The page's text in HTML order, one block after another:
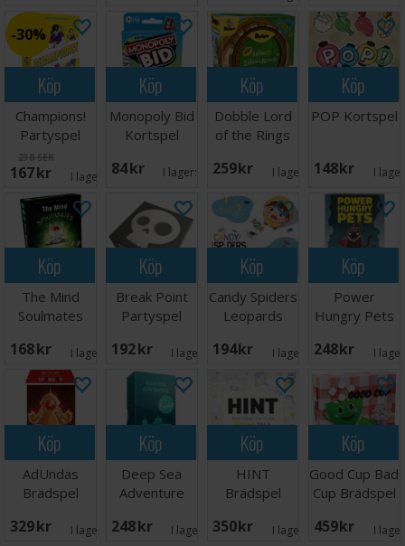
Köp
30%
Champions!
Partyspel
238 SEK
167 SEK I lager: 1
Köp
Monopoly Bid
Kortspel
84 SEK I lager:
Köp
Dobble Lord
of the Rings
259 SEK I lager:
Köp
POP Kortspel
148 SEK I
Köp
The Mind
Soulmates
168 SEK I lager:
Köp
Break Point
Partyspel
192 SEK I lager:
Köp
Candy Spiders
Leopards
194 SEK I lager: 1
Köp
Power
Hungry Pets
248 SEK I
Köp
AdUndas
Brädspel
329 SEK I lager: 1
Köp
Deep Sea
Adventure
248 SEK I lager: 4
Köp
HINT
Brädspel
350 SEK I lager: 5
Köp
Good Cup Bad
Cup Brädspel
459 SEK I